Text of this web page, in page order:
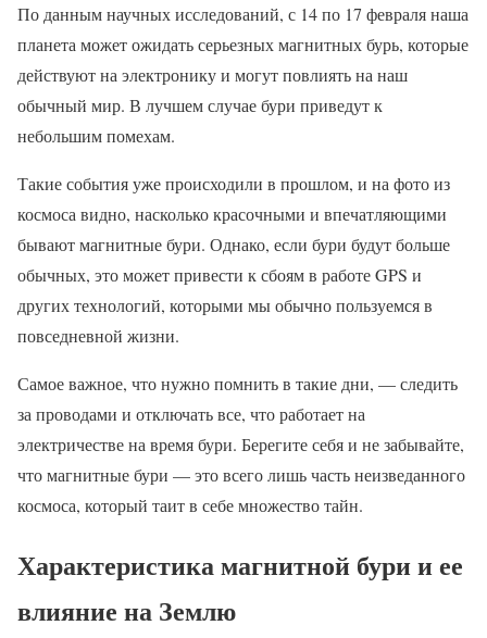
По данным научных исследований, с 14 по 17 февраля наша
планета может ожидать серьезных магнитных бурь, которые
действуют на электронику и могут повлиять на наш
обычный мир. В лучшем случае бури приведут к
небольшим помехам.
Такие события уже происходили в прошлом, и на фото из
космоса видно, насколько красочными и впечатляющими
бывают магнитные бури. Однако, если бури будут больше
обычных, это может привести к сбоям в работе GPS и
других технологий, которыми мы обычно пользуемся в
повседневной жизни.
Самое важное, что нужно помнить в такие дни, — следить
за проводами и отключать все, что работает на
электричестве на время бури. Берегите себя и не забывайте,
что магнитные бури — это всего лишь часть неизведанного
космоса, который таит в себе множество тайн.
Характеристика магнитной бури и ее
влияние на Землю